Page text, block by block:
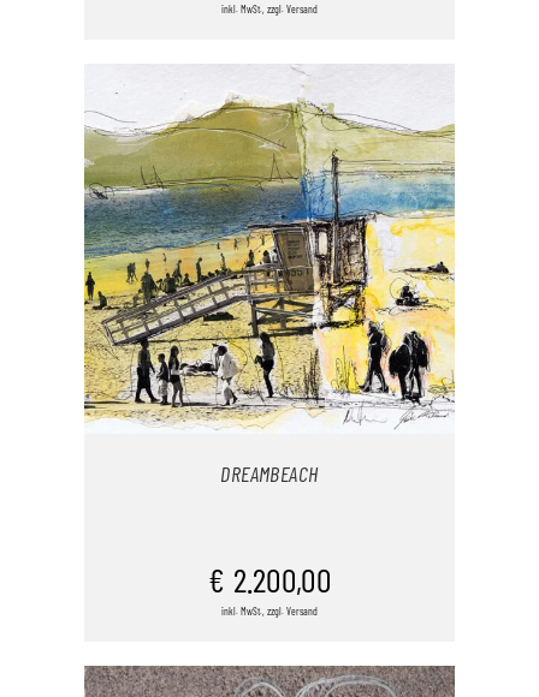
inkl. MwSt., zzgl. Versand
DREAMBEACH
€ 2.200,00
inkl. MwSt., zzgl. Versand